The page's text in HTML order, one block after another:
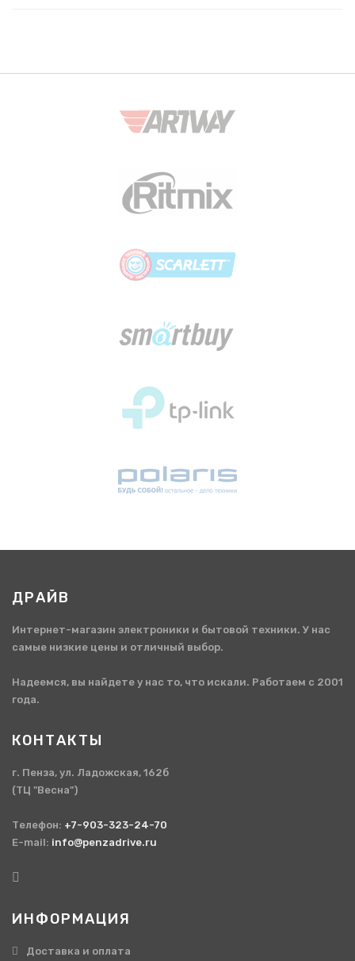
ДРАЙВ
Интернет-магазин электроники и бытовой техники. У нас
самые низкие цены и отличный выбор.
Надеемся, вы найдете у нас то, что искали. Работаем с 2001
года.
КОНТАКТЫ
г. Пенза, ул. Ладожская, 162б
(ТЦ "Весна")
Телефон: +7-903-323-24-70
E-mail: info@penzadrive.ru
ИНФОРМАЦИЯ
Доставка и оплата